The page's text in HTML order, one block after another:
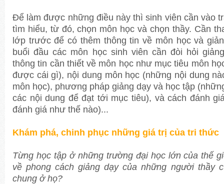
Để làm được những điều này thì sinh viên cần vào
tìm hiểu, từ đó, chọn môn học và chọn thầy. Cần
lớp trước để có thêm thông tin về môn học và
buổi đầu các môn học sinh viên cần đòi hỏi
thông tin cần thiết về môn học như mục tiêu môn
được cái gì), nội dung môn học (những nội dung
môn học), phương pháp giảng dạy và học tập
các nội dung để đạt tới mục tiêu), và cách đánh
đánh giá như thế nào)...
Khám phá, chinh phục những giá trị của tri thức
Từng học tập ở những trường đại học lớn của thế
về phong cách giảng dạy của những người thầy
chung ở họ?